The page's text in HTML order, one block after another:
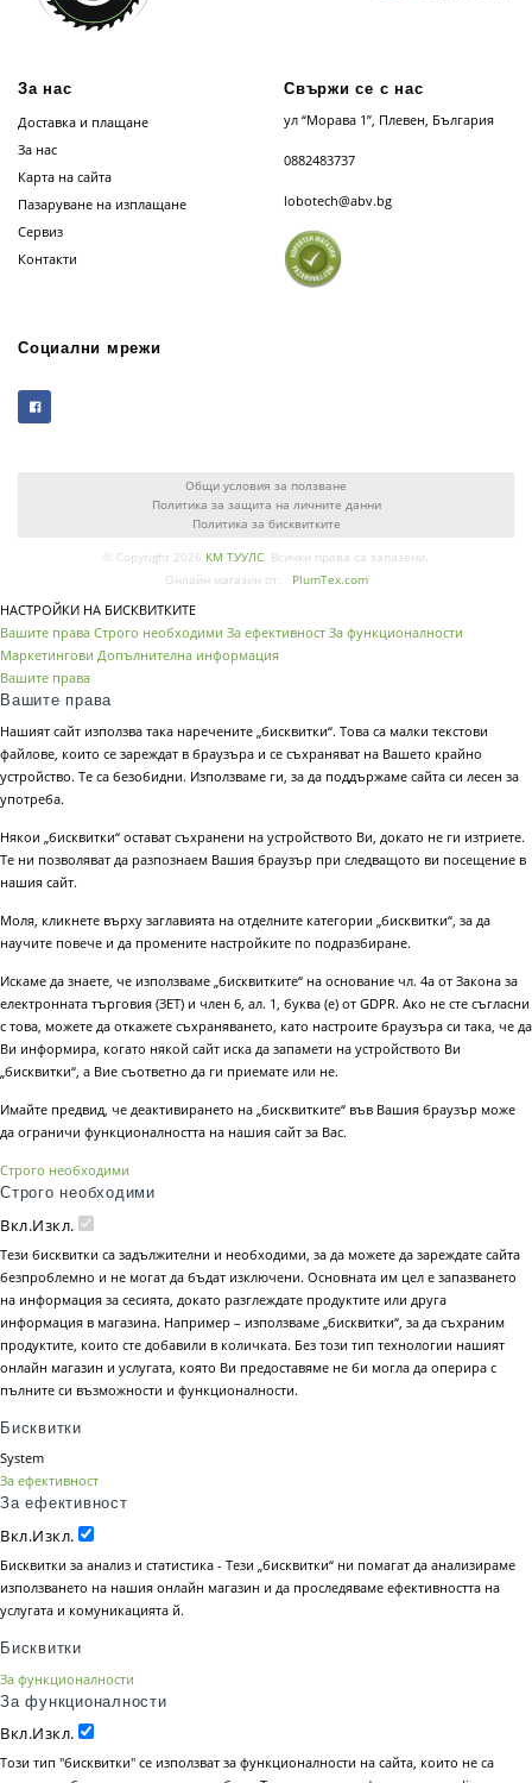
За нас
Доставка и плащане
За нас
Карта на сайта
Пазаруване на изплащане
Сервиз
Контакти
Свържи се с нас
ул “Морава 1”, Плевен, България
0882483737
lobotech@abv.bg
Социални мрежи
Общи условия за ползване
Политика за защита на личните данни
Политика за бисквитките
© Copyright 2026 КМ ТУУЛС. Всички права са запазени.
Онлайн магазин от:
PlumTex.com
НАСТРОЙКИ НА БИСКВИТКИТЕ
Вашите права Строго необходими За ефективност За функционалности
Маркетингови Допълнителна информация
Вашите права
Вашите права
Нашият сайт използва така наречените „бисквитки“. Това са малки текстови
файлове, които се зареждат в браузъра и се съхраняват на Вашето крайно
устройство. Те са безобидни. Използваме ги, за да поддържаме сайта си лесен за
употреба.
Някои „бисквитки“ остават съхранени на устройството Ви, докато не ги изтриете.
Те ни позволяват да разпознаем Вашия браузър при следващото ви посещение в
нашия сайт.
Моля, кликнете върху заглавията на отделните категории „бисквитки“, за да
научите повече и да промените настройките по подразбиране.
Искаме да знаете, че използваме „бисквитките“ на основание чл. 4а от Закона за
електронната търговия (ЗЕТ) и член 6, ал. 1, буква (е) от GDPR. Ако не сте съгласни
с това, можете да откажете съхраняването, като настроите браузъра си така, че да
Ви информира, когато някой сайт иска да запамети на устройството Ви
„бисквитки“, а Вие съответно да ги приемате или не.
Имайте предвид, че деактивирането на „бисквитките“ във Вашия браузър може
да ограничи функционалността на нашия сайт за Вас.
Строго необходими
Строго необходими
Вкл.Изкл.
Тези бисквитки са задължителни и необходими, за да можете да зареждате сайта
безпроблемно и не могат да бъдат изключени. Основната им цел е запазването
на информация за сесията, докато разглеждате продуктите или друга
информация в магазина. Например – използваме „бисквитки“, за да съхраним
продуктите, които сте добавили в количката. Без този тип технологии нашият
онлайн магазин и услугата, която Ви предоставяме не би могла да оперира с
пълните си възможности и функционалности.
Бисквитки
System
За ефективност
За ефективност
Вкл.Изкл.
Бисквитки за анализ и статистика - Тези „бисквитки“ ни помагат да анализираме
използването на нашия онлайн магазин и да проследяваме ефективността на
услугата и комуникацията й.
Бисквитки
За функционалности
За функционалности
Вкл.Изкл.
Този тип "бисквитки" се използват за функционалности на сайта, които не са